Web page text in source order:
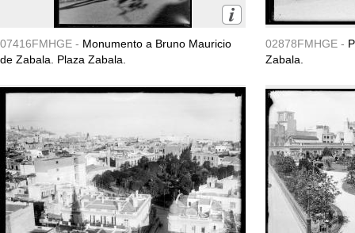
07416FMHGE - Monumento a Bruno Mauricio
de Zabala. Plaza Zabala.
02878FMHGE -
Zabala.